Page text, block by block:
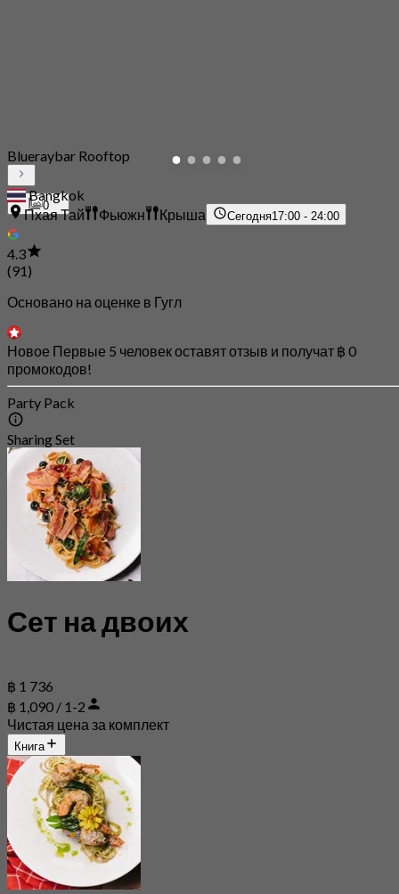
0
Blueraybar Rooftop
Bangkok
Пхая Тай
Фьюжн Крыша Сегодня17:00 - 24:00
4.3
(91)
Основано на оценке в Гугл
Новое Первые 5 человек оставят отзыв и получат ฿ 0
промокодов!
Party Pack
Sharing Set
Сет на двоих
฿ 1 736
฿ 1,090 / 1-2
Чистая цена за комплект
Книга